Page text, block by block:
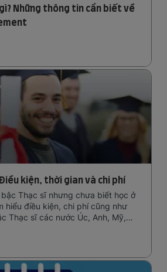
Những thông tin cần biết về
kiện, thời gian và chi phí
Thạc sĩ nhưng chưa biết học ở
hiểu điều kiện, chi phí cũng như
Thạc sĩ các nước Úc, Anh, Mỹ,